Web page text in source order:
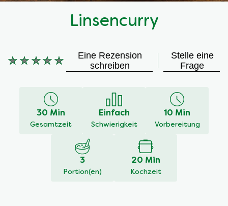
Linsencurry
Keine
abgegeben
Eine Rezension
schreiben
Stelle eine
Frage
30 Min
Gesamtzeit
Einfach
Schwierigkeit
10 Min
Vorbereitung
3
Portion(en)
20 Min
Kochzeit